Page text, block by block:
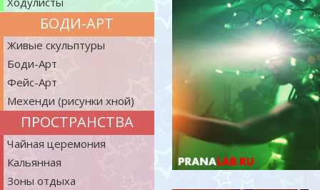
БОДИ-АРТ
ПРОСТРАНСТВА
Живые скульптуры
Боди-Арт
Фейс-Арт
Мехенди (рисунки хной)
Чайная церемония
Кальянная
Зоны отдыха